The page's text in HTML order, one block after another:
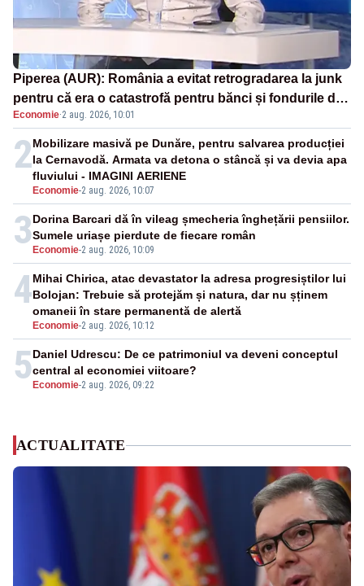
Piperea (AUR): România a evitat retrogradarea la junk
pentru că era o catastrofă pentru bănci și fondurile de
pensii
Economie·2 aug. 2026, 10:01
2
Economie-2 aug. 2026, 10:07
Mobilizare masivă pe Dunăre, pentru salvarea producției
la Cernavodă. Armata va detona o stâncă și va devia apa
fluviului - IMAGINI AERIENE
3 Economie-2 aug. 2026, 10:09
Dorina Barcari dă în vileag șmecheria înghețării pensiilor.
Sumele uriașe pierdute de fiecare român
4
Economie-2 aug. 2026, 10:12
Mihai Chirica, atac devastator la adresa progresiștilor lui
Bolojan: Trebuie să protejăm și natura, dar nu șținem
omaneii în stare permanentă de alertă
5 Economie-2 aug. 2026, 09:22
Daniel Udrescu: De ce patrimoniul va deveni conceptul
central al economiei viitoare?
ACTUALITATE